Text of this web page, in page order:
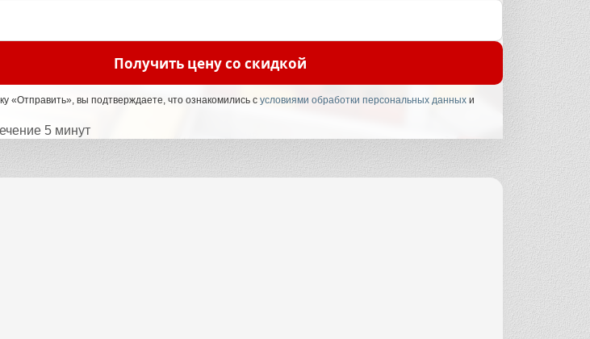
Получить цену со скидкой
«Отправить», вы подтверждаете, что ознакомились с условиями обработки персональных данныхи
5 минут